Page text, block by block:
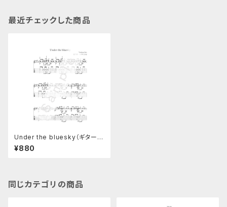
最近チェックした商品
Under the bluesky（ギターソ
ロ楽譜）TAB譜つき
¥880
同じカテゴリの商品